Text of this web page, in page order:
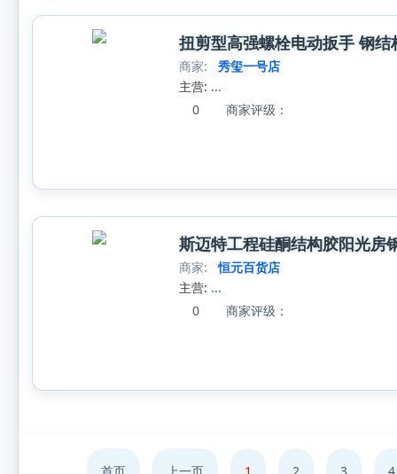
扭剪型高强螺栓电动扳手 钢
商家:
秀玺一号店
主营: ...
0
商家评级：
斯迈特工程硅酮结构胶阳光房
商家:
恒元百货店
主营: ...
0
商家评级：